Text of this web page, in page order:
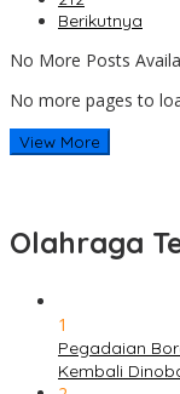
Berikutnya
No More Posts
No more pages to
View More
Olahraga
1
Pegadaian
Kembali